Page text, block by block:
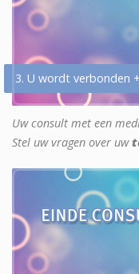
3. U wordt verbonden +
Uw consult met een
Stel uw vragen over uw